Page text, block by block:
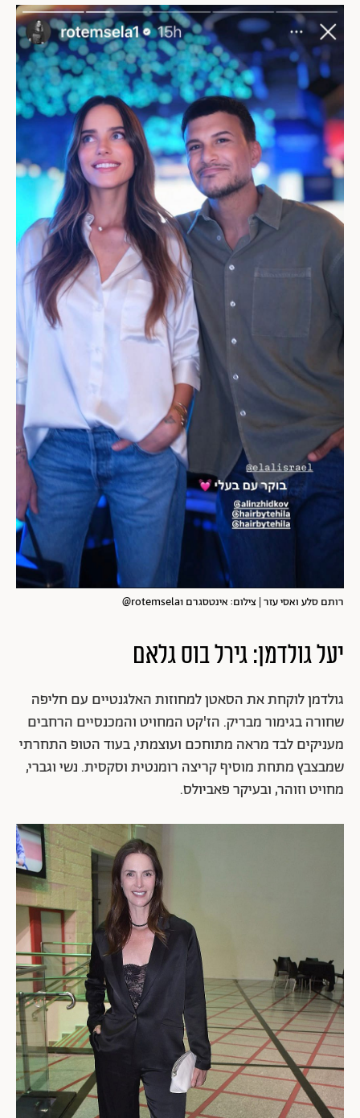
רותם סלע ואסי עזר | צילום: אינטסגרם rotemsela1@
יעל גולדמן: גירל בוס גלאם
גולדמן לוקחת את הסאטן למחוזות האלגנטיים עם חליפה
שחורה בגימור מבריק. הז'קט המחויט והמכנסיים הרחבים
מעניקים לבד מראה מתוחכם ועוצמתי, בעוד הטופ התחרתי
שמבצבץ מתחת מוסיף קריצה רומנטית וסקסית. נשי וגברי,
מחויט וזוהר, ובעיקר פאביולס.